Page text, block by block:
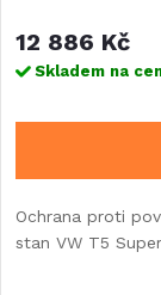
12 886 Kč
Skladem na
Ochrana proti
stan VW T5